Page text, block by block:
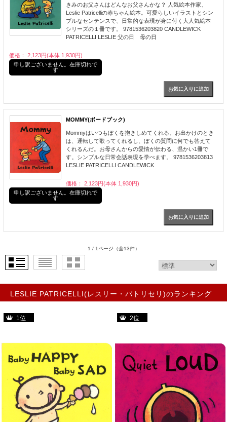
きみのお父さんはどんなお父さんかな？ 人気絵本作家、
Leslie Patricelliの赤ちゃん絵本。可愛らしいイラストとシン
プルなセンテンスで、日常的な表現が身に付く大人気絵本
シリーズの１冊です。 9781536203820 CANDLEWICK
PATRICELLI LESLIE 父の日 母の日
価格： 2,123円(本体 1,930円)
申し訳ございません。在庫切れで
す
MOMMY(ボードブック)
Mommyはいつもぼくを抱きしめてくれる。お出かけのとき
は、運転して歌ってくれるし、ぼくの質問に何でも答えて
くれるんだ。お母さんからの愛情が伝わる、温かい1冊で
す。シンプルな日常会話表現を学べます。 9781536203813
LESLIE PATRICELLI CANDLEWICK
価格： 2,123円(本体 1,930円)
申し訳ございません。在庫切れで
す
1 / 1ページ （全13件）
LESLIE PATRICELLI(レスリー・パトリセリ)のランキング
1位 2位